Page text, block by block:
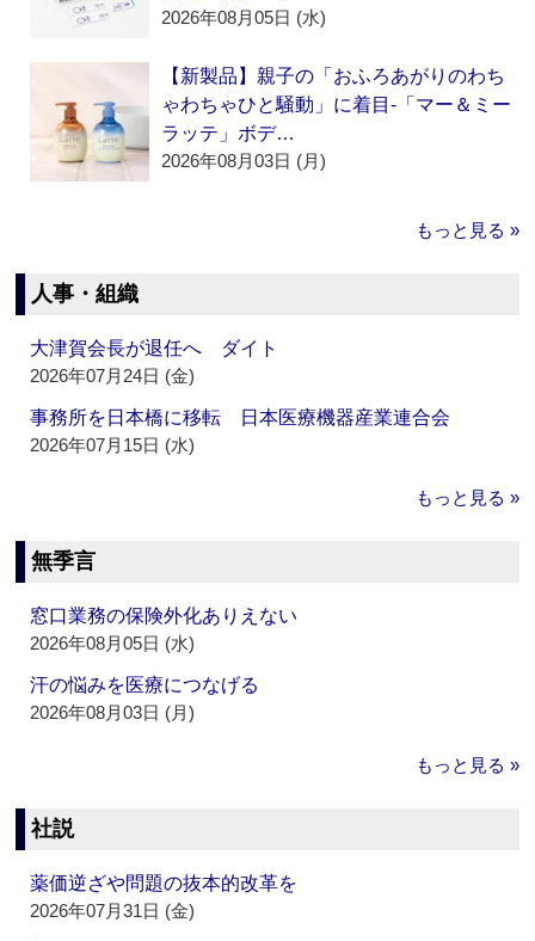
2026年08月05日 (水)
【新製品】親子の「おふろあがりのわち
ゃわちゃひと騒動」に着目‐「マー＆ミー
ラッテ」ボデ…
2026年08月03日 (月)
もっと見る »
人事・組織
大津賀会長が退任へ ダイト
2026年07月24日 (金)
事務所を日本橋に移転 日本医療機器産業連合会
2026年07月15日 (水)
もっと見る »
無季言
窓口業務の保険外化ありえない
2026年08月05日 (水)
汗の悩みを医療につなげる
2026年08月03日 (月)
もっと見る »
社説
薬価逆ざや問題の抜本的改革を
2026年07月31日 (金)